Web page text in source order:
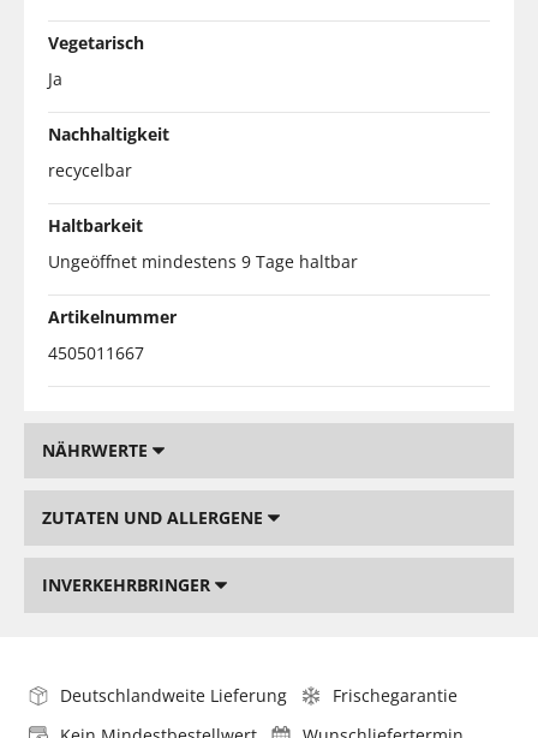
Vegetarisch
Ja
Nachhaltigkeit
recycelbar
Haltbarkeit
Ungeöffnet mindestens 9 Tage haltbar
Artikelnummer
4505011667
NÄHRWERTE
ZUTATEN UND ALLERGENE
INVERKEHRBRINGER
Deutschlandweite Lieferung
Frischegarantie